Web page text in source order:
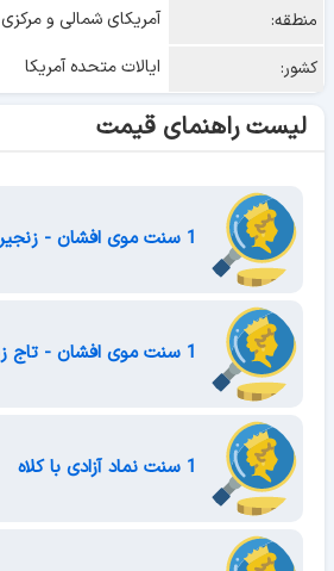
منطقه:
آمریکای شمالی و مرکزی
کشور:
ایالات متحده آمریکا
لیست راهنمای قیمت